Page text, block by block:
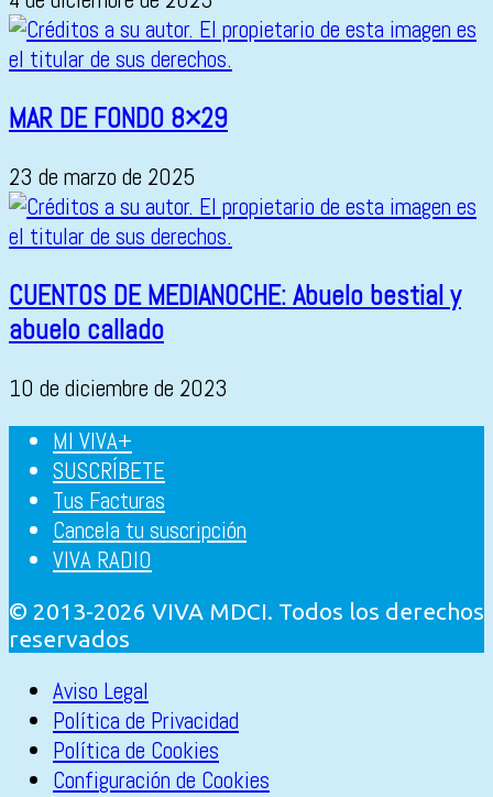
MAR DE FONDO 8×29
23 de marzo de 2025
CUENTOS DE MEDIANOCHE: Abuelo bestial y
abuelo callado
10 de diciembre de 2023
MI VIVA+
SUSCRÍBETE
Tus Facturas
Cancela tu suscripción
VIVA RADIO
© 2013-2026 VIVA MDCI. Todos los derechos
reservados
Aviso Legal
Política de Privacidad
Política de Cookies
Configuración de Cookies